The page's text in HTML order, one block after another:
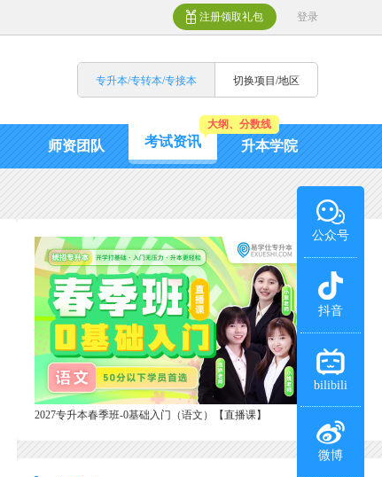
注册领取礼包 登录
专升本/专转本/专接本 切换项目/地区
师资团队 考试资讯
大纲、分数线
升本学院
2027专升本春季班-0基础入门（语文）【直播课】
公众号
抖音
bilibili
微博